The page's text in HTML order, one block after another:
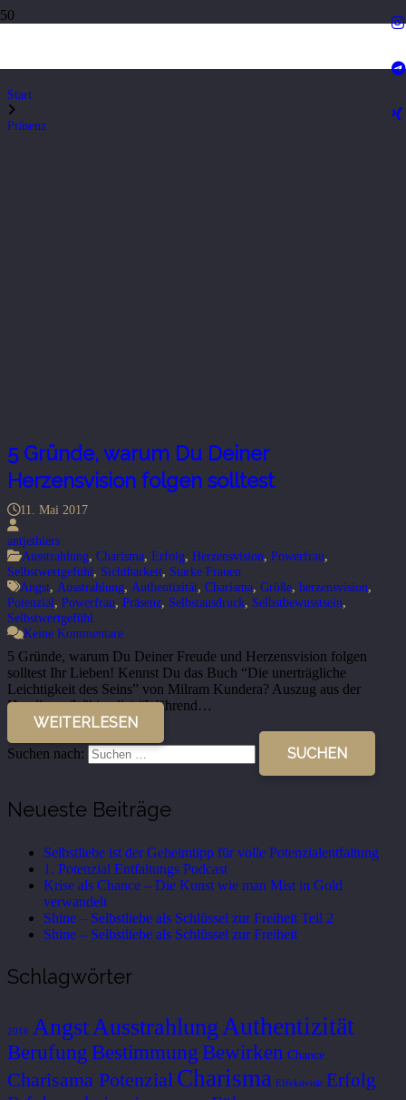
Start
Präsenz
5 Gründe, warum Du Deiner
Herzensvision folgen solltest
11. Mai 2017
antjethiers
Ausstrahlung, Charisma, Erfolg, Herzensvision, Powerfrau,
Selbstwertgefühl, Sichtbarkeit, Starke Frauen
Angst, Ausstrahlung, Authentizität, Charisma, Größe, herzensvision,
Potenzial, Powerfrau, Präsenz, Selbstausdruck, Selbstbewusstsein,
Selbstwertgefühl
Keine Kommentare
5 Gründe, warum Du Deiner Freude und Herzensvision folgen
solltest Ihr Lieben! Kennst Du das Buch “Die unerträgliche
Leichtigkeit des Seins” von Milram Kundera? Auszug aus der
Handlung (Wikipedia) “Während…
WEITERLESEN
Suchen nach:
Neueste Beiträge
Selbstliebe ist der Geheimtipp für volle Potenzialentfaltung
1. Potenzial Entfaltungs Podcast
Krise als Chance – Die Kunst wie man Mist in Gold
verwandelt
Shine – Selbstliebe als Schlüssel zur Freiheit Teil 2
Shine – Selbstliebe als Schlüssel zur Freiheit
Schlagwörter
2016 Angst Ausstrahlung Authentizität
Berufung Bestimmung Bewirken Chance
Charisama Potenzial Charisma Effektivität Erfolg